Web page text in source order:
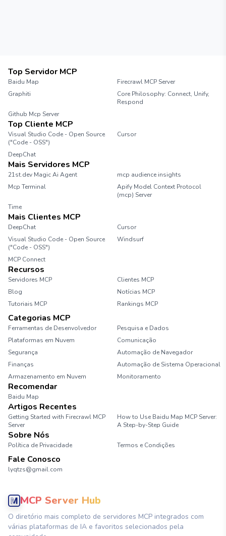
Top Servidor MCP
Baidu Map
Firecrawl MCP Server
Graphiti
Core Philosophy: Connect, Unify,
Respond
Github Mcp Server
Top Cliente MCP
Visual Studio Code - Open Source
("Code - OSS")
Cursor
DeepChat
Mais Servidores MCP
21st.dev Magic Ai Agent
mcp audience insights
Mcp Terminal
Apify Model Context Protocol
(mcp) Server
Time
Mais Clientes MCP
DeepChat
Cursor
Visual Studio Code - Open Source
("Code - OSS")
Windsurf
MCP Connect
Recursos
Servidores MCP
Clientes MCP
Blog
Notícias MCP
Tutoriais MCP
Rankings MCP
Categorias MCP
Ferramentas de Desenvolvedor
Pesquisa e Dados
Plataformas em Nuvem
Comunicação
Segurança
Automação de Navegador
Finanças
Automação de Sistema Operacional
Armazenamento em Nuvem
Monitoramento
Recomendar
Baidu Map
Artigos Recentes
Getting Started with Firecrawl MCP
Server
How to Use Baidu Map MCP Server:
A Step-by-Step Guide
Sobre Nós
Política de Privacidade Termos e Condições
Fale Conosco
lyqtzs@gmail.com
MCP Server Hub
O diretório mais completo de servidores MCP integrados com
várias plataformas de IA e favoritos selecionados pela